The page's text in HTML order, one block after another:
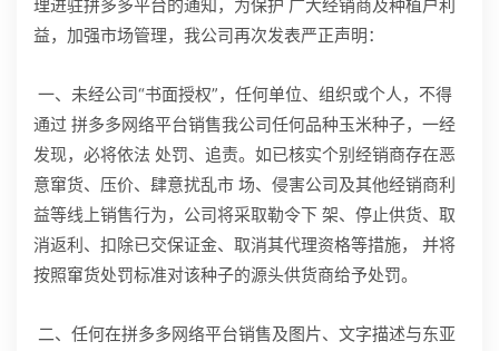
理进驻拼多多平台的通知，为保护 广大经销商及种植户利
益，加强市场管理，我公司再次发表严正声明：
一、未经公司“书面授权”，任何单位、组织或个人，不得
通过 拼多多网络平台销售我公司任何品种玉米种子，一经
发现，必将依法 处罚、追责。如已核实个别经销商存在恶
意窜货、压价、肆意扰乱市 场、侵害公司及其他经销商利
益等线上销售行为，公司将采取勒令下 架、停止供货、取
消返利、扣除已交保证金、取消其代理资格等措施， 并将
按照窜货处罚标准对该种子的源头供货商给予处罚。
二、任何在拼多多网络平台销售及图片、文字描述与东亚